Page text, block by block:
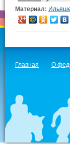
Материал:
Главная О